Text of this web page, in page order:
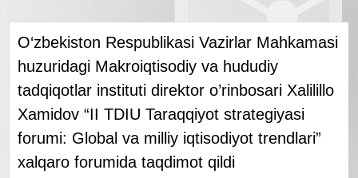
O‘zbekiston Respublikasi Vazirlar Mahkamasi
huzuridagi Makroiqtisodiy va hududiy
tadqiqotlar instituti direktor o’rinbosari Xalilillo
Xamidov “II TDIU Taraqqiyot strategiyasi
forumi: Global va milliy iqtisodiyot trendlari”
xalqaro forumida taqdimot qildi